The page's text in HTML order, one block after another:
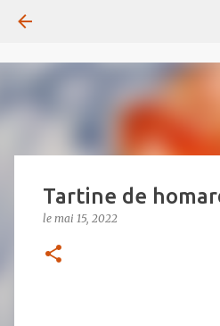
Tartine de
le mai 15, 2022